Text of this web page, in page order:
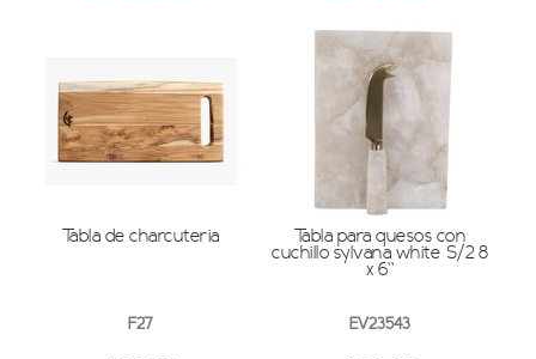
Tabla de charcuteria
F27
Tabla para quesos con
cuchillo sylvana white S/2 8
x 6''
EV23543